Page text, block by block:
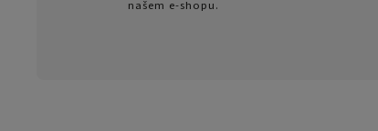
našem e-shopu.